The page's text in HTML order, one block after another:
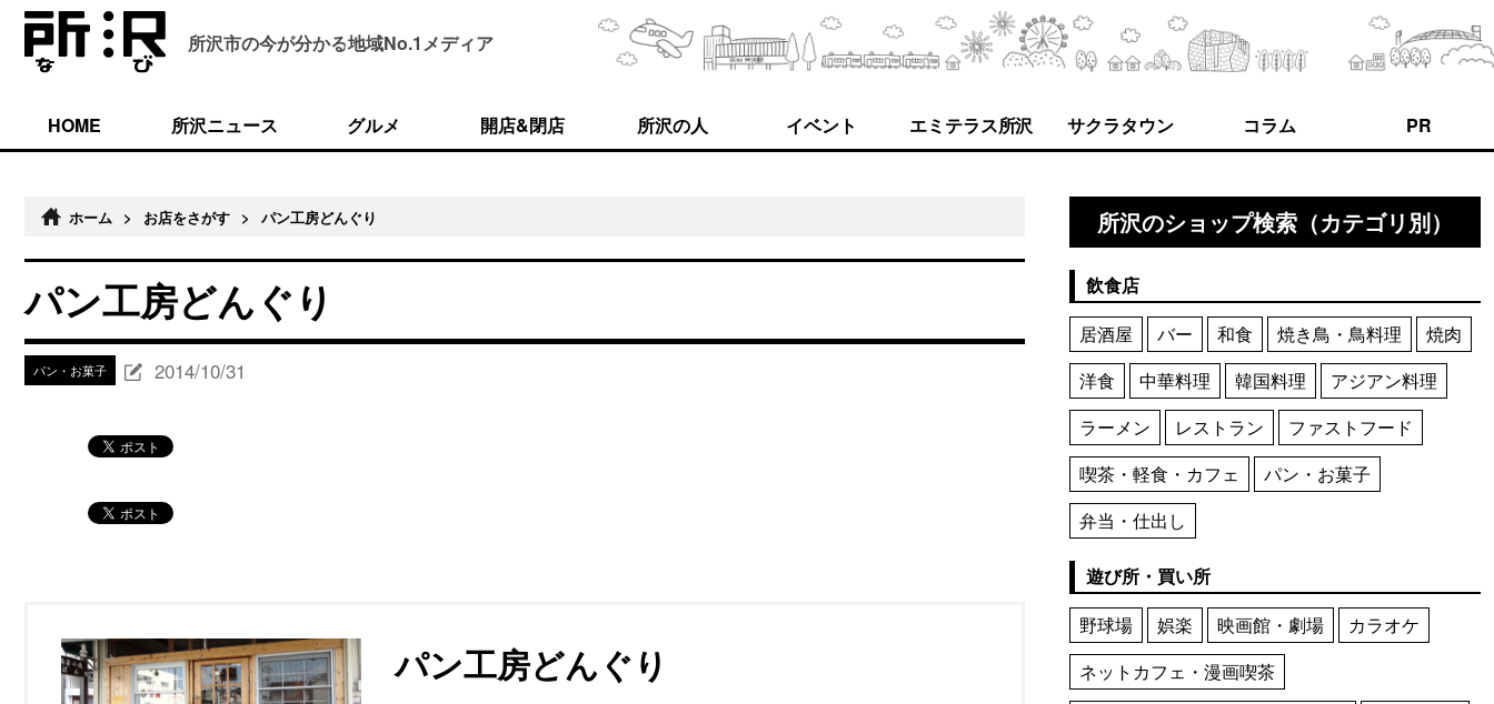
所沢市の今が分かる地域No.1メディア
HOME 所沢ニュース グルメ 開店&閉店 所沢の人 イベント エミテラス所沢 サクラタウン コラム PR
ホーム > お店をさがす > パン工房どんぐり
パン工房どんぐり
パン・お菓子 2014/10/31
パン工房どんぐり
所沢のショップ検索（カテゴリ別）
飲食店
居酒屋
バー 和食 焼き鳥・鳥料理
焼肉
洋食
中華料理 韓国料理
アジアン料理
ラーメン
レストラン
ファストフード
喫茶・軽食・カフェ
パン・お菓子
弁当・仕出し
遊び所・買い所
野球場
娯楽 映画館・劇場
カラオケ
ネットカフェ・漫画喫茶